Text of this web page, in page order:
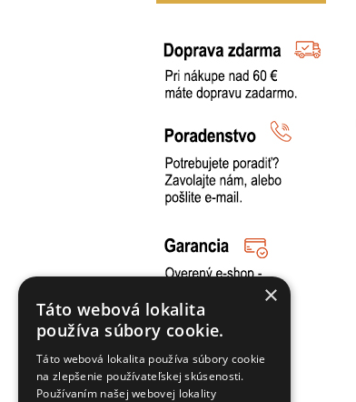
×
Táto webová lokalita
používa súbory cookie.
Táto webová lokalita používa súbory cookie
na zlepšenie používateľskej skúsenosti.
Používaním našej webovej lokality